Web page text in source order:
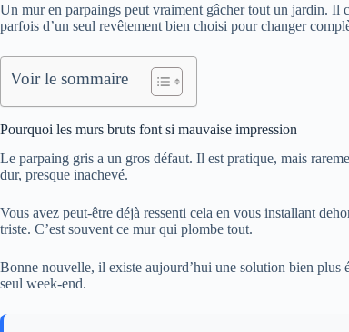
Un mur en parpaings peut vraiment gâcher tout un jardin.
parfois d’un seul revêtement bien choisi pour changer
Voir le sommaire
Pourquoi les murs bruts font si mauvaise impression
Le parpaing gris a un gros défaut. Il est pratique, mais
dur, presque inachevé.
Vous avez peut-être déjà ressenti cela en vous installant
triste. C’est souvent ce mur qui plombe tout.
Bonne nouvelle, il existe aujourd’hui une solution bien plus
seul week-end.